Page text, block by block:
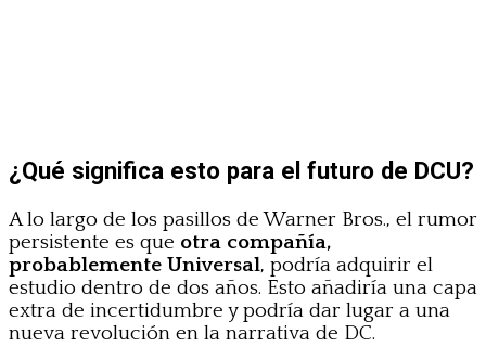
¿Qué significa esto para el futuro de DCU?
A lo largo de los pasillos de Warner Bros., el rumor
persistente es que otra compañía,
probablemente Universal, podría adquirir el
estudio dentro de dos años. Esto añadiría una capa
extra de incertidumbre y podría dar lugar a una
nueva revolución en la narrativa de DC.